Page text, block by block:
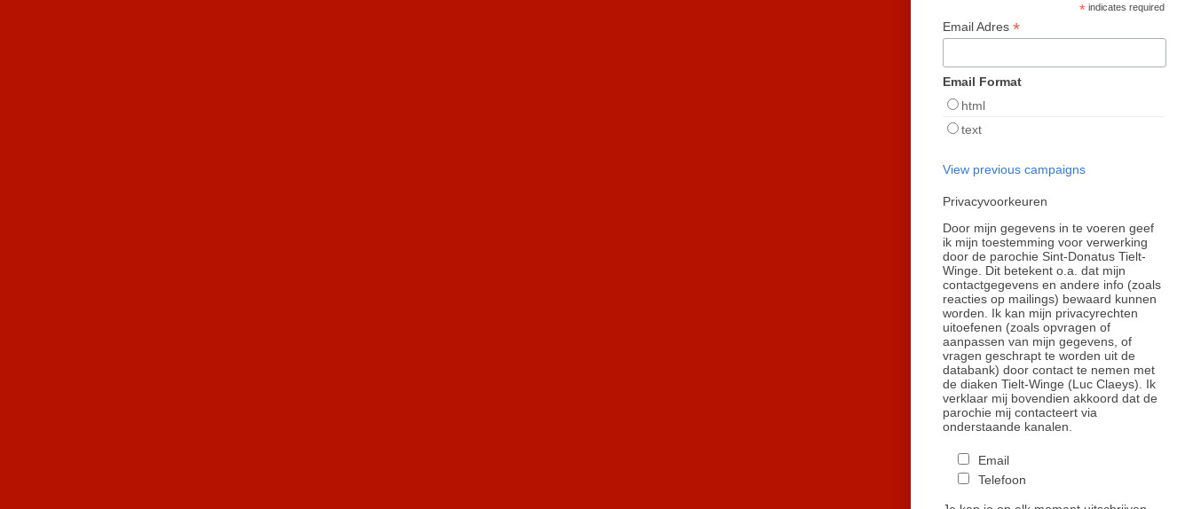
*indicates required
Email Adres *
Email Format
html
text
View previous campaigns
Privacyvoorkeuren
Door mijn gegevens in te voeren geef
ik mijn toestemming voor verwerking
door de parochie Sint-Donatus Tielt-
Winge. Dit betekent o.a. dat mijn
contactgegevens en andere info (zoals
reacties op mailings) bewaard kunnen
worden. Ik kan mijn privacyrechten
uitoefenen (zoals opvragen of
aanpassen van mijn gegevens, of
vragen geschrapt te worden uit de
databank) door contact te nemen met
de diaken Tielt-Winge (Luc Claeys). Ik
verklaar mij bovendien akkoord dat de
parochie mij contacteert via
onderstaande kanalen.
Email
Telefoon